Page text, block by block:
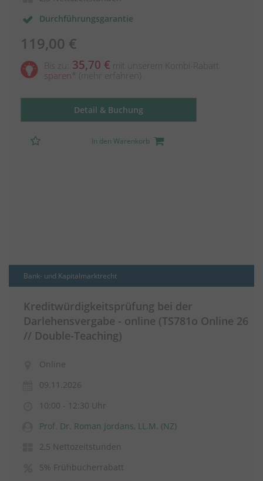
Durchführungsgarantie
119,00 €
Bis zu: 35,70 € mit unserem Kombi-Rabatt
sparen
(mehr erfahren)
Detail & Buchung
In den Warenkorb
Bank- und Kapitalmarktrecht
Kreditwürdigkeitsprüfung bei der
Darlehensvergabe - online (TS781o Online 26
// Double-Teaching)
Online
09.11.2026
10:00 - 12:30 Uhr
Prof. Dr. Roman Jordans, LL.M. (NZ)
2,5 Nettozeitstunden
5% Frühbucherrabatt